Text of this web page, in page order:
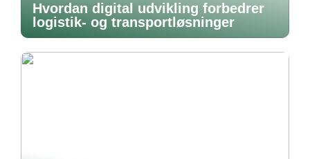
Hvordan digital udvikling forbedrer
logistik- og transportløsninger